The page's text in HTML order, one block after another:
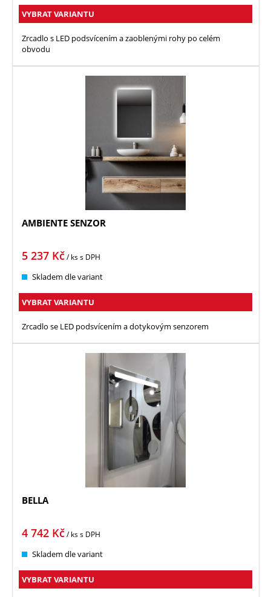
VYBRAT VARIANTU
Zrcadlo s LED podsvícením a zaoblenými rohy po celém
obvodu
AMBIENTE SENZOR
5 237 Kč/ kss DPH
Skladem dle variant
VYBRAT VARIANTU
Zrcadlo se LED podsvícením a dotykovým senzorem
BELLA
4 742 Kč/ kss DPH
Skladem dle variant
VYBRAT VARIANTU